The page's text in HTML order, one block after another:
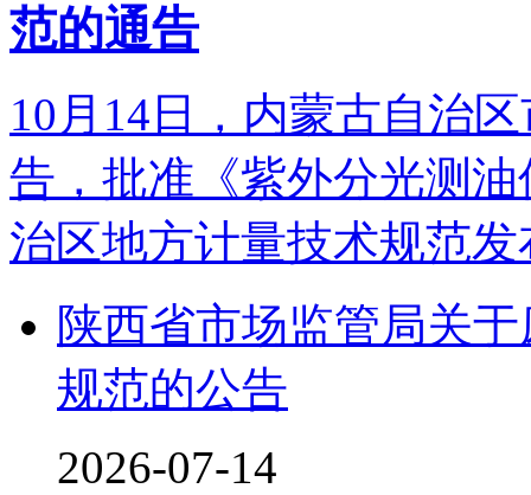
范的通告
10月14日，内蒙古自治
告，批准《紫外分光测
治区地方计量技术规范
陕西省市场监管局关
规范的公告
2026-07-14